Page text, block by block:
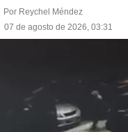
Por Reychel Méndez
07 de agosto de 2026, 03:31